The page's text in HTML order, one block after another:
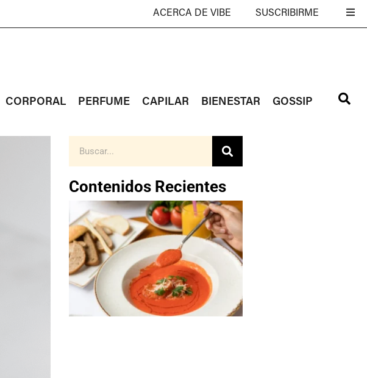
ACERCA DE VIBE SUSCRIBIRME
CORPORAL PERFUME CAPILAR BIENESTAR GOSSIP
Contenidos Recientes